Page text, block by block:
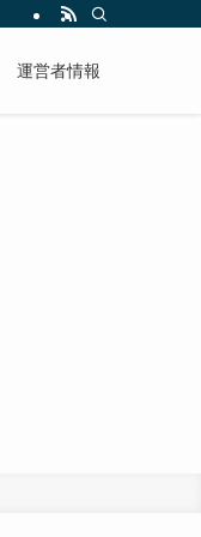
運営者情報